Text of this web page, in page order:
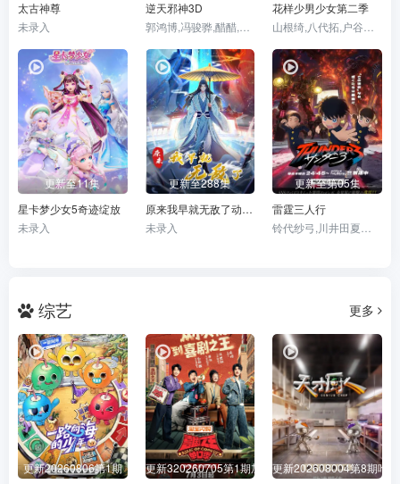
太古神尊
未录入
逆天邪神3D
花样少男少女第二季
更新至11集
星卡梦少女5奇迹绽放
未录入
更新至288集
原来我早就无敌了动态漫
未录入
更新至第05集
雷霆三人行
综艺 更多
更新20260806第1期
更新320260705第1期加更 更新202608004第8期吃